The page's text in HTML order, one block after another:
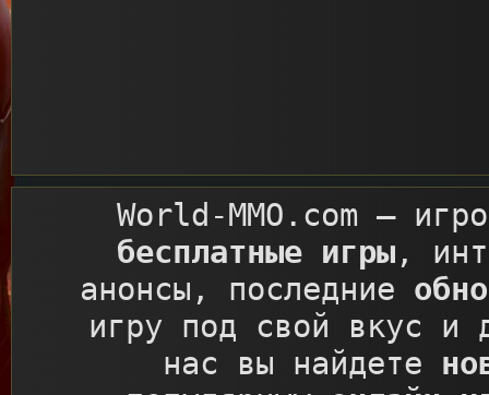
World-MMO.com –
бесплатные игры,
анонсы, последние
игру под свой вкус и
нас вы найдете